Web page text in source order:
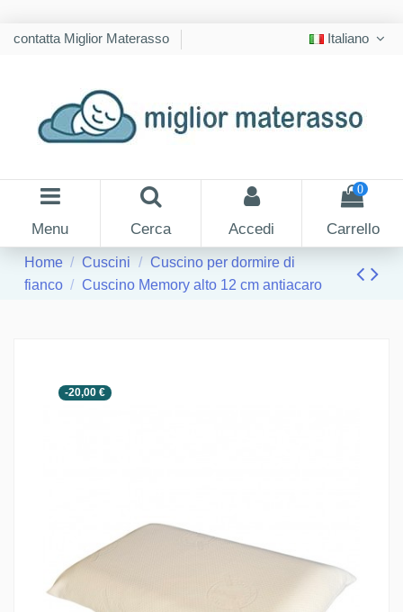
contatta Miglior Materasso Italiano
Menu Cerca Accedi
0
Carrello
Home Cuscini
Cuscino per dormire di
fianco
Cuscino Memory alto 12 cm antiacaro
-20,00 €